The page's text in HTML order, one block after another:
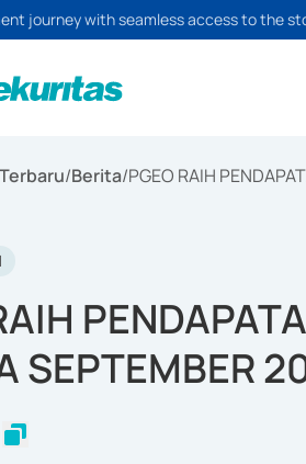
journey with seamless access to the
/Berita/PGEO RAIH
SEPTEMBER